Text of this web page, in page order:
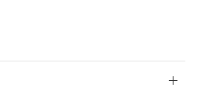
に関するお客様との取